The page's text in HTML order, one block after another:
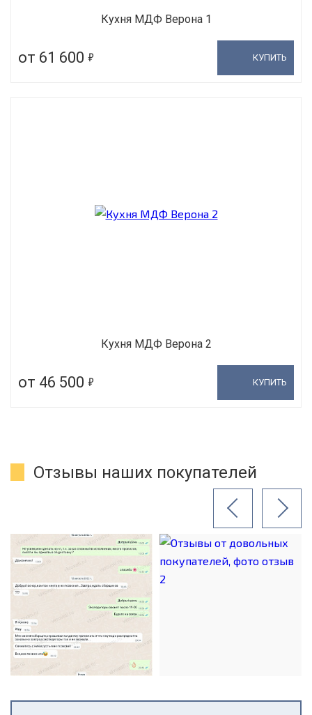
Кухня МДФ Верона 1
от 61 600 5 КУПИТЬ
Кухня МДФ Верона 2
от 46 500 5 КУПИТЬ
Отзывы наших покупателей